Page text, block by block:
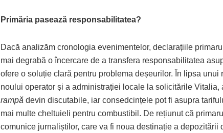
Primăria pasează responsabilitatea?
Dacă analizăm cronologia evenimentelor, declarațiile
mai degrabă o încercare de a transfera responsabilitatea
ofere o soluție clară pentru problema deșeurilor. În lipsa unui
noului operator și a administrației locale la solicitările Vitalia,
rampă devin discutabile, iar consedcințele pot fi asupra
mai multe cheltuieli pentru combustibil. De rețiunut că
comunice jurnaliștilor, care va fi noua destinație a depozitării